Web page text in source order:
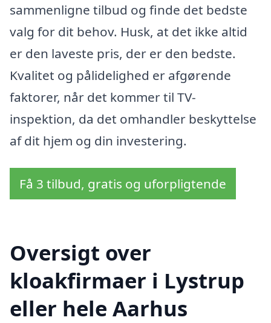
sammenligne tilbud og finde det bedste
valg for dit behov. Husk, at det ikke altid
er den laveste pris, der er den bedste.
Kvalitet og pålidelighed er afgørende
faktorer, når det kommer til TV-
inspektion, da det omhandler beskyttelse
af dit hjem og din investering.
Få 3 tilbud, gratis og uforpligtende
Oversigt over
kloakfirmaer i Lystrup
eller hele Aarhus